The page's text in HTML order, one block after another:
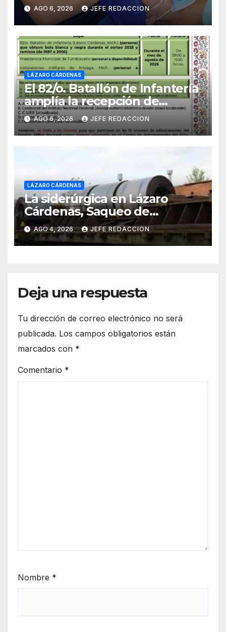
AGO 6, 2026 JEFE REDACCION
LÁZARO CÁRDENAS
El 82/o. Batallón de Infantería
amplía la recepción de
documentos para obtener La
Catilla del Servicio Militar
Nacional
AGO 6, 2026 JEFE REDACCION
LÁZARO CÁRDENAS
La siderúrgica en Lázaro
Cárdenas, Saqueo de
Recursos Naturales a Cambio
de Miseria
AGO 4, 2026 JEFE REDACCION
Deja una respuesta
Tu dirección de correo electrónico no será
publicada. Los campos obligatorios están
marcados con *
Comentario *
Nombre *